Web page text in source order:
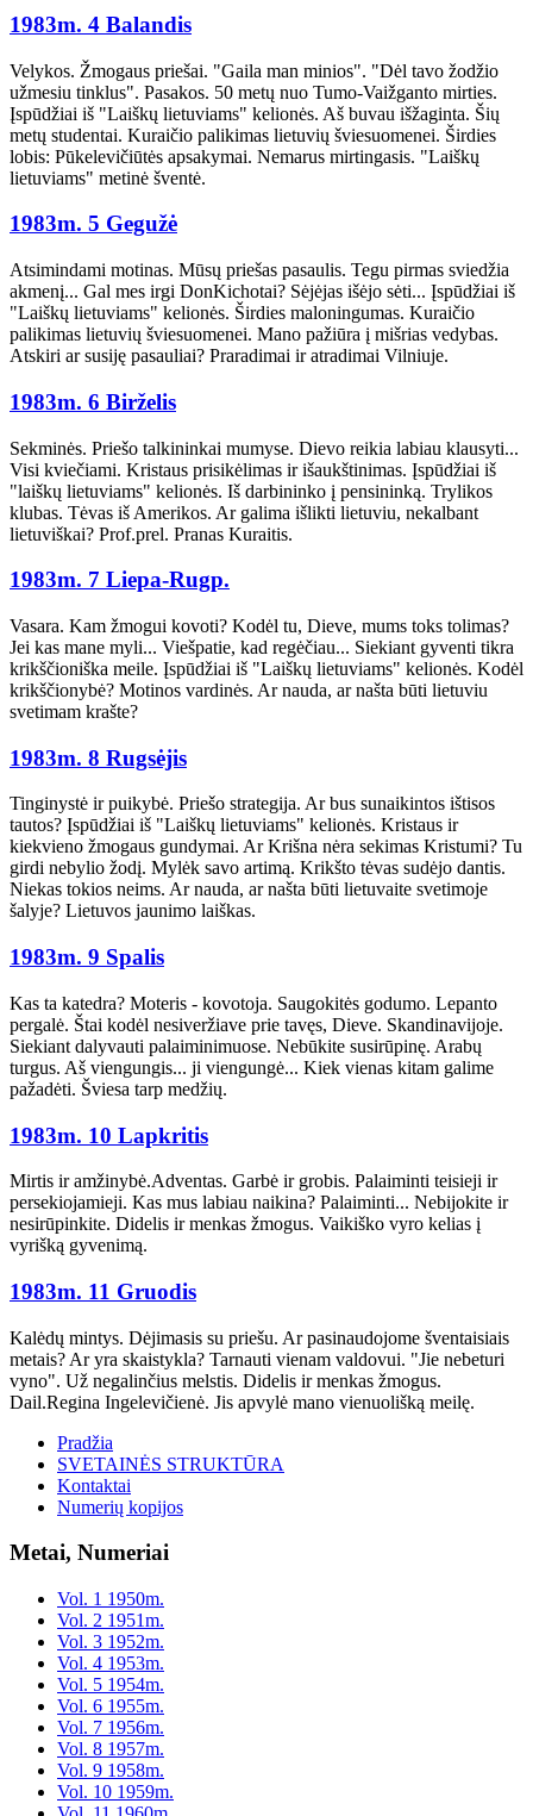
1983m. 4 Balandis
Velykos. Žmogaus priešai. "Gaila man minios". "Dėl tavo žodžio
užmesiu tinklus". Pasakos. 50 metų nuo Tumo-Vaižganto mirties.
Įspūdžiai iš "Laiškų lietuviams" kelionės. Aš buvau išžaginta. Šių
metų studentai. Kuraičio palikimas lietuvių šviesuomenei. Širdies
lobis: Pūkelevičiūtės apsakymai. Nemarus mirtingasis. "Laiškų
lietuviams" metinė šventė.
1983m. 5 Gegužė
Atsimindami motinas. Mūsų priešas pasaulis. Tegu pirmas sviedžia
akmenį... Gal mes irgi DonKichotai? Sėjėjas išėjo sėti... Įspūdžiai iš
"Laiškų lietuviams" kelionės. Širdies maloningumas. Kuraičio
palikimas lietuvių šviesuomenei. Mano pažiūra į mišrias vedybas.
Atskiri ar susiję pasauliai? Praradimai ir atradimai Vilniuje.
1983m. 6 Birželis
Sekminės. Priešo talkininkai mumyse. Dievo reikia labiau klausyti...
Visi kviečiami. Kristaus prisikėlimas ir išaukštinimas. Įspūdžiai iš
"laiškų lietuviams" kelionės. Iš darbininko į pensininką. Trylikos
klubas. Tėvas iš Amerikos. Ar galima išlikti lietuviu, nekalbant
lietuviškai? Prof.prel. Pranas Kuraitis.
1983m. 7 Liepa-Rugp.
Vasara. Kam žmogui kovoti? Kodėl tu, Dieve, mums toks tolimas?
Jei kas mane myli... Viešpatie, kad regėčiau... Siekiant gyventi tikra
krikščioniška meile. Įspūdžiai iš "Laiškų lietuviams" kelionės. Kodėl
krikščionybė? Motinos vardinės. Ar nauda, ar našta būti lietuviu
svetimam krašte?
1983m. 8 Rugsėjis
Tinginystė ir puikybė. Priešo strategija. Ar bus sunaikintos ištisos
tautos? Įspūdžiai iš "Laiškų lietuviams" kelionės. Kristaus ir
kiekvieno žmogaus gundymai. Ar Krišna nėra sekimas Kristumi? Tu
girdi nebylio žodį. Mylėk savo artimą. Krikšto tėvas sudėjo dantis.
Niekas tokios neims. Ar nauda, ar našta būti lietuvaite svetimoje
šalyje? Lietuvos jaunimo laiškas.
1983m. 9 Spalis
Kas ta katedra? Moteris - kovotoja. Saugokitės godumo. Lepanto
pergalė. Štai kodėl nesiveržiave prie tavęs, Dieve. Skandinavijoje.
Siekiant dalyvauti palaiminimuose. Nebūkite susirūpinę. Arabų
turgus. Aš viengungis... ji viengungė... Kiek vienas kitam galime
pažadėti. Šviesa tarp medžių.
1983m. 10 Lapkritis
Mirtis ir amžinybė.Adventas. Garbė ir grobis. Palaiminti teisieji ir
persekiojamieji. Kas mus labiau naikina? Palaiminti... Nebijokite ir
nesirūpinkite. Didelis ir menkas žmogus. Vaikiško vyro kelias į
vyrišką gyvenimą.
1983m. 11 Gruodis
Kalėdų mintys. Dėjimasis su priešu. Ar pasinaudojome šventaisiais
metais? Ar yra skaistykla? Tarnauti vienam valdovui. "Jie nebeturi
vyno". Už negalinčius melstis. Didelis ir menkas žmogus.
Dail.Regina Ingelevičienė. Jis apvylė mano vienuolišką meilę.
Pradžia
SVETAINĖS STRUKTŪRA
Kontaktai
Numerių kopijos
Metai, Numeriai
Vol. 1 1950m.
Vol. 2 1951m.
Vol. 3 1952m.
Vol. 4 1953m.
Vol. 5 1954m.
Vol. 6 1955m.
Vol. 7 1956m.
Vol. 8 1957m.
Vol. 9 1958m.
Vol. 10 1959m.